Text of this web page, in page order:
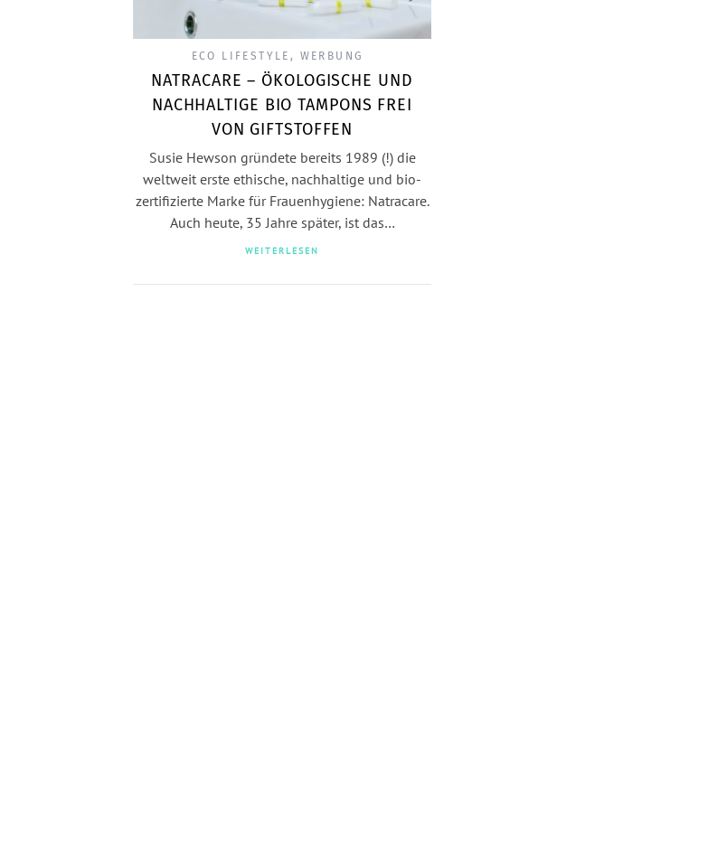
ECO LIFESTYLE , WERBUNG
NATRACARE – ÖKOLOGISCHE UND
NACHHALTIGE BIO TAMPONS FREI
VON GIFTSTOFFEN
Susie Hewson gründete bereits 1989 (!) die
weltweit erste ethische, nachhaltige und bio-
zertifizierte Marke für Frauenhygiene: Natracare.
Auch heute, 35 Jahre später, ist das…
WEITERLESEN